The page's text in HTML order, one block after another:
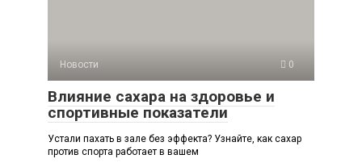
Новости 0
Влияние сахара на здоровье и
спортивные показатели
Устали пахать в зале без эффекта? Узнайте, как сахар
против спорта работает в вашем